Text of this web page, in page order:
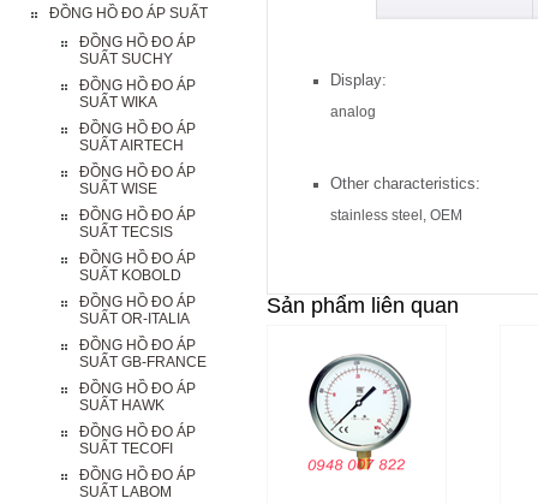
ĐỒNG HỒ ĐO ÁP SUẤT
ĐỒNG HỒ ĐO ÁP
SUẤT SUCHY
ĐỒNG HỒ ĐO ÁP
SUẤT WIKA
ĐỒNG HỒ ĐO ÁP
SUẤT AIRTECH
ĐỒNG HỒ ĐO ÁP
SUẤT WISE
ĐỒNG HỒ ĐO ÁP
SUẤT TECSIS
ĐỒNG HỒ ĐO ÁP
SUẤT KOBOLD
ĐỒNG HỒ ĐO ÁP
SUẤT OR-ITALIA
ĐỒNG HỒ ĐO ÁP
SUẤT GB-FRANCE
ĐỒNG HỒ ĐO ÁP
SUẤT HAWK
ĐỒNG HỒ ĐO ÁP
SUẤT TECOFI
ĐỒNG HỒ ĐO ÁP
SUẤT LABOM
Display:
analog
Other characteristics:
stainless steel, OEM
Sản phẩm liên quan